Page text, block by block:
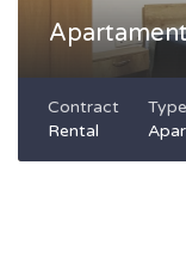
Contract
Rental
Type